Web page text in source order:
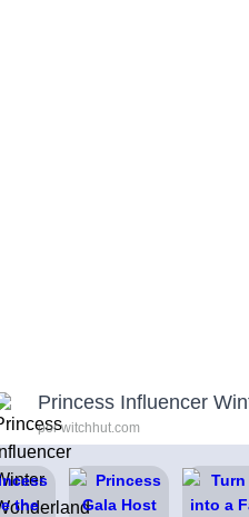
Princess Influencer
por witchhut.com